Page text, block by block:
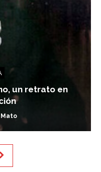
un retrato en